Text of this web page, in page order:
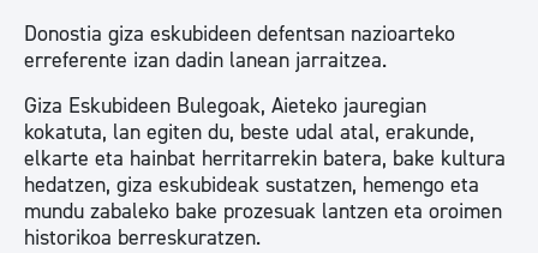
Donostia giza eskubideen defentsan nazioarteko
erreferente izan dadin lanean jarraitzea.
Giza Eskubideen Bulegoak, Aieteko jauregian
kokatuta, lan egiten du, beste udal atal, erakunde,
elkarte eta hainbat herritarrekin batera, bake kultura
hedatzen, giza eskubideak sustatzen, hemengo eta
mundu zabaleko bake prozesuak lantzen eta oroimen
historikoa berreskuratzen.